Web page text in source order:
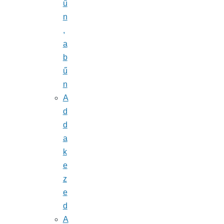
ű
n
,
a
b
ű
n
A
d
d
a
k
e
z
e
d
A